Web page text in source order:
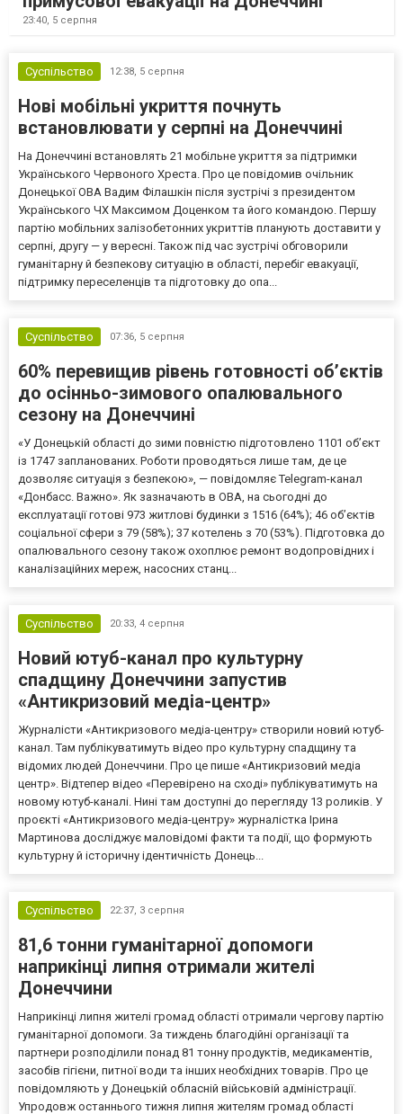
23:40, 5 серпня
Суспільство 12:38, 5 серпня
Нові мобільні укриття почнуть
встановлювати у серпні на Донеччині
На Донеччині встановлять 21 мобільне укриття за підтримки
Українського Червоного Хреста. Про це повідомив очільник
Донецької ОВА Вадим Філашкін після зустрічі з президентом
Українського ЧХ Максимом Доценком та його командою. Першу
партію мобільних залізобетонних укриттів планують доставити у
серпні, другу — у вересні. Також під час зустрічі обговорили
гуманітарну й безпекову ситуацію в області, перебіг евакуації,
підтримку переселенців та підготовку до опа...
Суспільство 07:36, 5 серпня
60% перевищив рівень готовності об’єктів
до осінньо-зимового опалювального
сезону на Донеччині
«У Донецькій області до зими повністю підготовлено 1101 об’єкт
із 1747 запланованих. Роботи проводяться лише там, де це
дозволяє ситуація з безпекою», — повідомляє Telegram-канал
«Донбасс. Важно». Як зазначають в ОВА, на сьогодні до
експлуатації готові 973 житлові будинки з 1516 (64%); 46 об’єктів
соціальної сфери з 79 (58%); 37 котелень з 70 (53%). Підготовка до
опалювального сезону також охоплює ремонт водопровідних і
каналізаційних мереж, насосних станц...
Суспільство 20:33, 4 серпня
Новий ютуб-канал про культурну
спадщину Донеччини запустив
«Антикризовий медіа-центр»
Журналісти «Антикризового медіа-центру» створили новий ютуб-
канал. Там публікуватимуть відео про культурну спадщину та
відомих людей Донеччини. Про це пише «Антикризовий медіа
центр». Відтепер відео «Перевірено на сході» публікуватимуть на
новому ютуб-каналі. Нині там доступні до перегляду 13 роликів. У
проєкті «Антикризового медіа-центру» журналістка Ірина
Мартинова досліджує маловідомі факти та події, що формують
культурну й історичну ідентичність Донець...
Суспільство 22:37, 3 серпня
81,6 тонни гуманітарної допомоги
наприкінці липня отримали жителі
Донеччини
Наприкінці липня жителі громад області отримали чергову партію
гуманітарної допомоги. За тиждень благодійні організації та
партнери розподілили понад 81 тонну продуктів, медикаментів,
засобів гігієни, питної води та інших необхідних товарів. Про це
повідомляють у Донецькій обласній військовій адміністрації.
Упродовж останнього тижня липня жителям громад області